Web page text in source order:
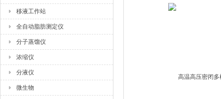
移液工作站
全自动脂肪测定仪
分子蒸馏仪
浓缩仪
分液仪
微生物